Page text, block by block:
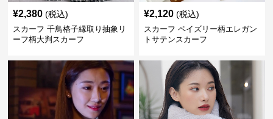
¥2,380 (税込)
スカーフ 千鳥格子縁取り抽象リ
ーフ柄大判スカーフ
¥2,120 (税込)
スカーフ ペイズリー柄エレガン
トサテンスカーフ